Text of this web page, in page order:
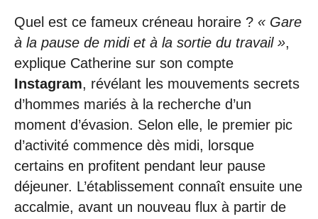
Quel est ce fameux créneau horaire ? « Gare
à la pause de midi et à la sortie du travail »,
explique Catherine sur son compte
Instagram, révélant les mouvements secrets
d’hommes mariés à la recherche d’un
moment d’évasion. Selon elle, le premier pic
d’activité commence dès midi, lorsque
certains en profitent pendant leur pause
déjeuner. L’établissement connaît ensuite une
accalmie, avant un nouveau flux à partir de